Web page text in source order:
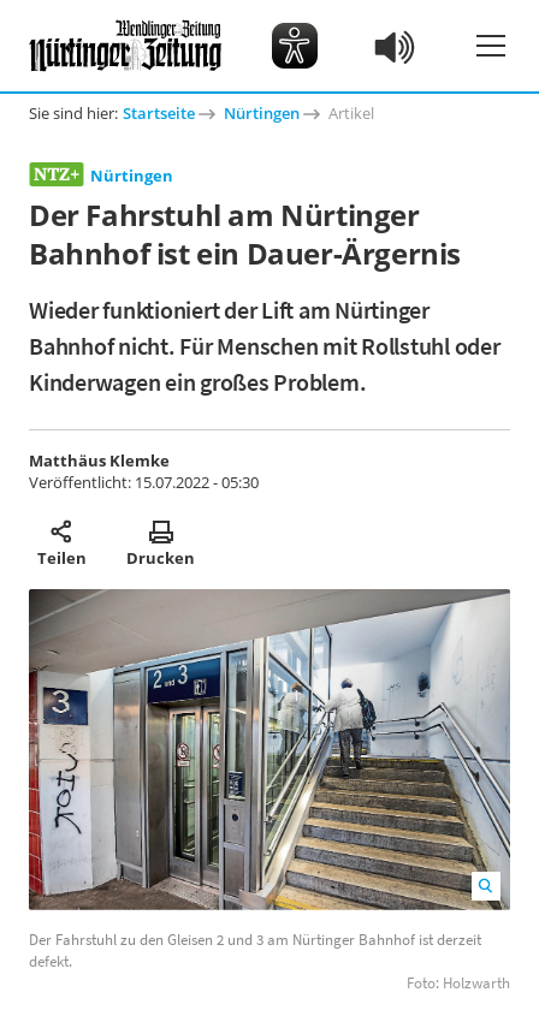
Sie sind hier: Startseite Nürtingen Artikel
Nürtingen
Der Fahrstuhl am Nürtinger
Bahnhof ist ein Dauer-Ärgernis
Wieder funktioniert der Lift am Nürtinger
Bahnhof nicht. Für Menschen mit Rollstuhl oder
Kinderwagen ein großes Problem.
Matthäus Klemke
Veröffentlicht: 15.07.2022 - 05:30
Teilen Drucken
Bahnhof ist derzeit defekt. Foto: Holzwarth 700 449
Der Fahrstuhl zu den Gleisen 2 und 3 am Nürtinger Bahnhof ist derzeit
defekt.
Foto: Holzwarth